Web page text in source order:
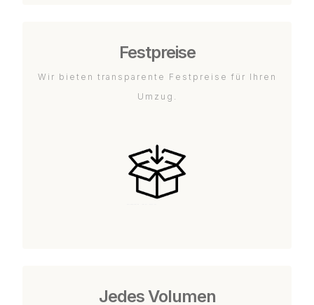
Festpreise
Wir bieten transparente Festpreise für Ihren
Umzug.
Jedes Volumen